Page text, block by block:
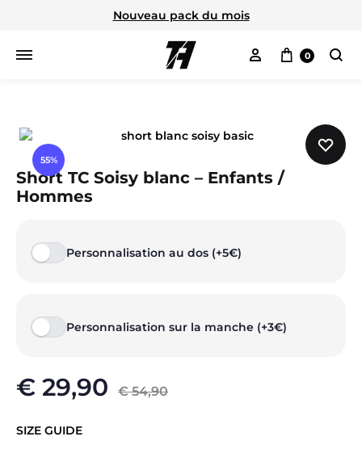
Nouveau pack du mois
Mon compte
Panier
0
55%
Short TC Soisy blanc – Enfants /
Hommes
Personnalisation au dos (+5€)
Personnalisation sur la manche (+3€)
€ 29,90 €54,90
SIZE GUIDE